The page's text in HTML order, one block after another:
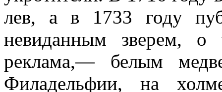
лев, а в 1733 году
невиданным зверем, о
реклама,— белым
Филадельфии, на